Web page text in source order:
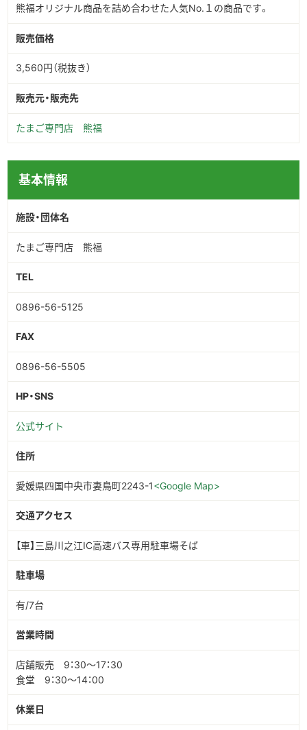
熊福オリジナル商品を詰め合わせた人気No.１の商品です。
販売価格
3,560円（税抜き）
販売元・販売先
たまご専門店 熊福
基本情報
施設・団体名
たまご専門店 熊福
TEL
0896-56-5125
FAX
0896-56-5505
HP・SNS
公式サイト
住所
愛媛県四国中央市妻鳥町2243-1<Google Map>
交通アクセス
【車】三島川之江IC高速バス専用駐車場そば
駐車場
有/7台
営業時間
店舗販売 9：30～17：30
食堂 9：30～14：00
休業日